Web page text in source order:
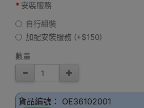
安裝服務
自行組裝
加配安裝服務 (+$150)
數量
貨品編號： OE36102001